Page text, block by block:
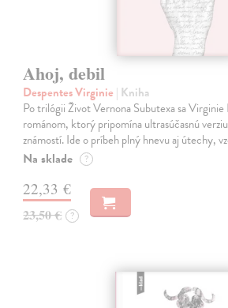
Ahoj, debil
Despentes Virginie | Kniha
Po trilógii Život Vernona Subutexa sa Virginie
románom, ktorý pripomína ultrasúčasnú
známostí. Ide o príbeh plný hnevu aj útechy,
Na sklade ?
22,33 €
23,50 € ?